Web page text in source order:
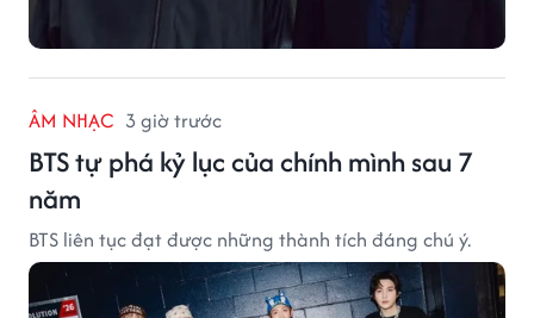
ÂM NHẠC 3 giờ trước
BTS tự phá kỷ lục của chính mình sau 7
năm
BTS liên tục đạt được những thành tích đáng chú ý.